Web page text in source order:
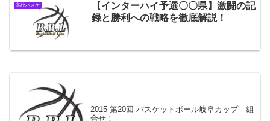
高校バスケ
【インターハイ予選〇〇県】激闘の記
録と勝利への戦略を徹底解説！
2015 第20回 バスケットボール岐阜カップ 組
合せ！